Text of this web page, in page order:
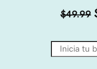
$49.99